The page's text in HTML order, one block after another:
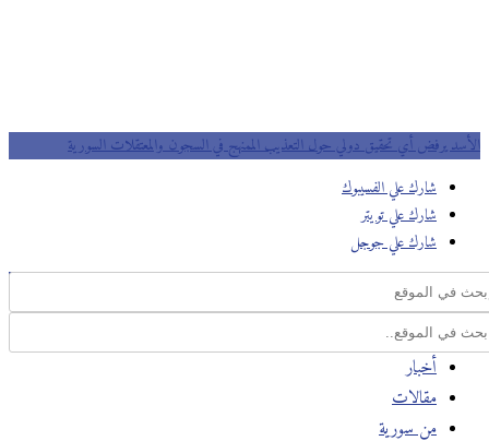
الأسد يرفض أي تحقيق دولي حول التعذيب الممنهج في السجون والمعتقلات السورية
شارك علي الفسيبوك
شارك علي تويتر
شارك علي جوجل
أخبار
مقالات
من سورية